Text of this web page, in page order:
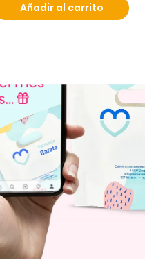
Añadir al carrito